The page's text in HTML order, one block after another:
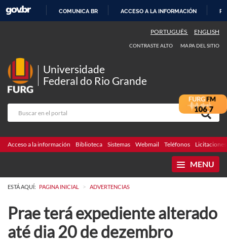
CONTENIDO
COMUNICA BR ACCESO A LA INFORMACIÓN
PORTUGUÊS ENGLISH
CONTRASTE ALTO MAPA DEL SITIO
Universidade
Federal do Rio Grande
Acceso a la información Biblioteca Sistemas Webmail Teléfonos Licitaciones
MENU
ESTÁ AQUÍ: PAGINA INICIAL > ADVERTENCIAS
Prae terá expediente alterado
até dia 20 de dezembro